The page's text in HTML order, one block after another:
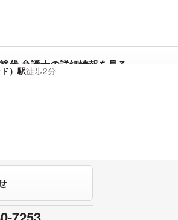
代 弁護士の詳細情報を見る
）駅徒歩2分